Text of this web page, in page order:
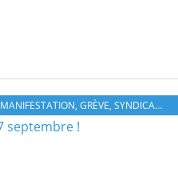
MANIFESTATION, GRÈVE, SYNDICALISME